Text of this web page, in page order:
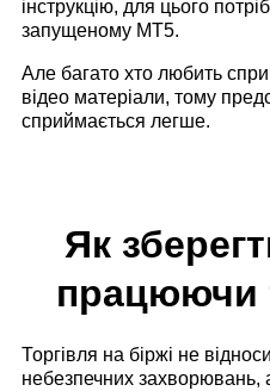
інструкцію, для цього
запущеному МТ5.
Але багато хто любить
відео матеріали, тому
сприймається легше.
Як
працюючи
Торгівля на біржі не
небезпечних захворювань,